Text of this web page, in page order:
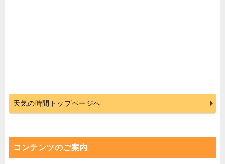
天気の時間トップページへ
コンテンツのご案内